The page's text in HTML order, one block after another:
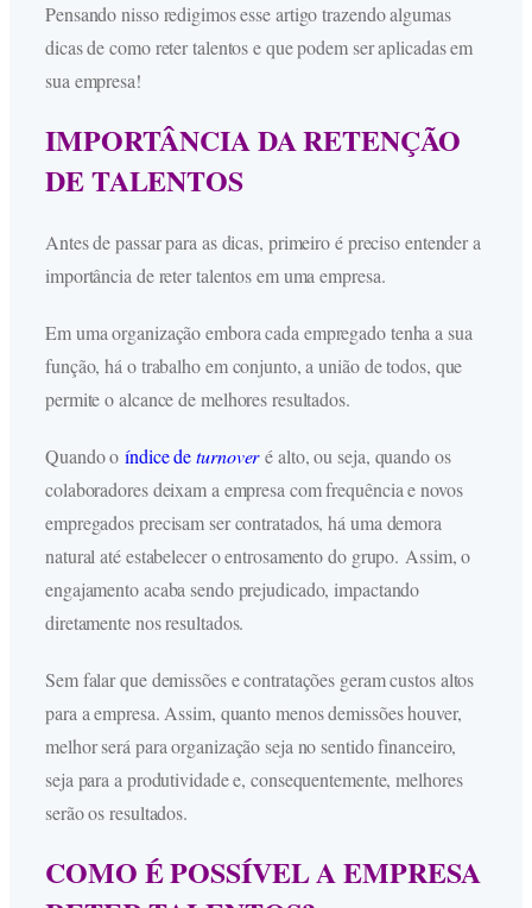
Pensando nisso redigimos esse artigo trazendo algumas
dicas de como reter talentos e que podem ser aplicadas em
sua empresa!
IMPORTÂNCIA DA RETENÇÃO
DE TALENTOS
Antes de passar para as dicas, primeiro é preciso entender a
importância de reter talentos em uma empresa.
Em uma organização embora cada empregado tenha a sua
função, há o trabalho em conjunto, a união de todos, que
permite o alcance de melhores resultados.
Quando oíndice deturnoveré alto, ou seja, quando os
colaboradores deixam a empresa com frequência e novos
empregados precisam ser contratados, há uma demora
natural até estabelecer o entrosamento do grupo. Assim, o
engajamento acaba sendo prejudicado, impactando
diretamente nos resultados.
Sem falar que demissões e contratações geram custos altos
para a empresa. Assim, quanto menos demissões houver,
melhor será para organização seja no sentido financeiro,
seja para a produtividade e, consequentemente, melhores
serão os resultados.
COMO É POSSÍVEL A EMPRESA